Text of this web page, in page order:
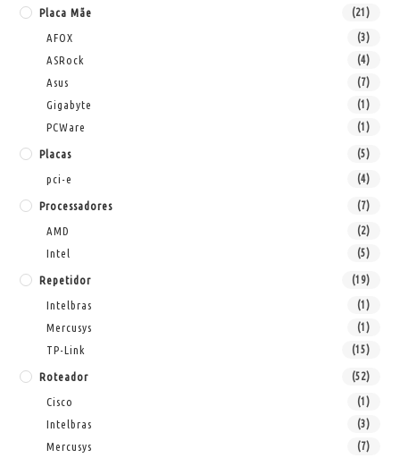
Placa Mãe (21)
AFOX (3)
ASRock (4)
Asus (7)
Gigabyte (1)
PCWare (1)
Placas (5)
pci-e (4)
Processadores (7)
AMD (2)
Intel (5)
Repetidor (19)
Intelbras (1)
Mercusys (1)
TP-Link (15)
Roteador (52)
Cisco (1)
Intelbras (3)
Mercusys (7)